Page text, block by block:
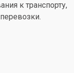
к транспорту,